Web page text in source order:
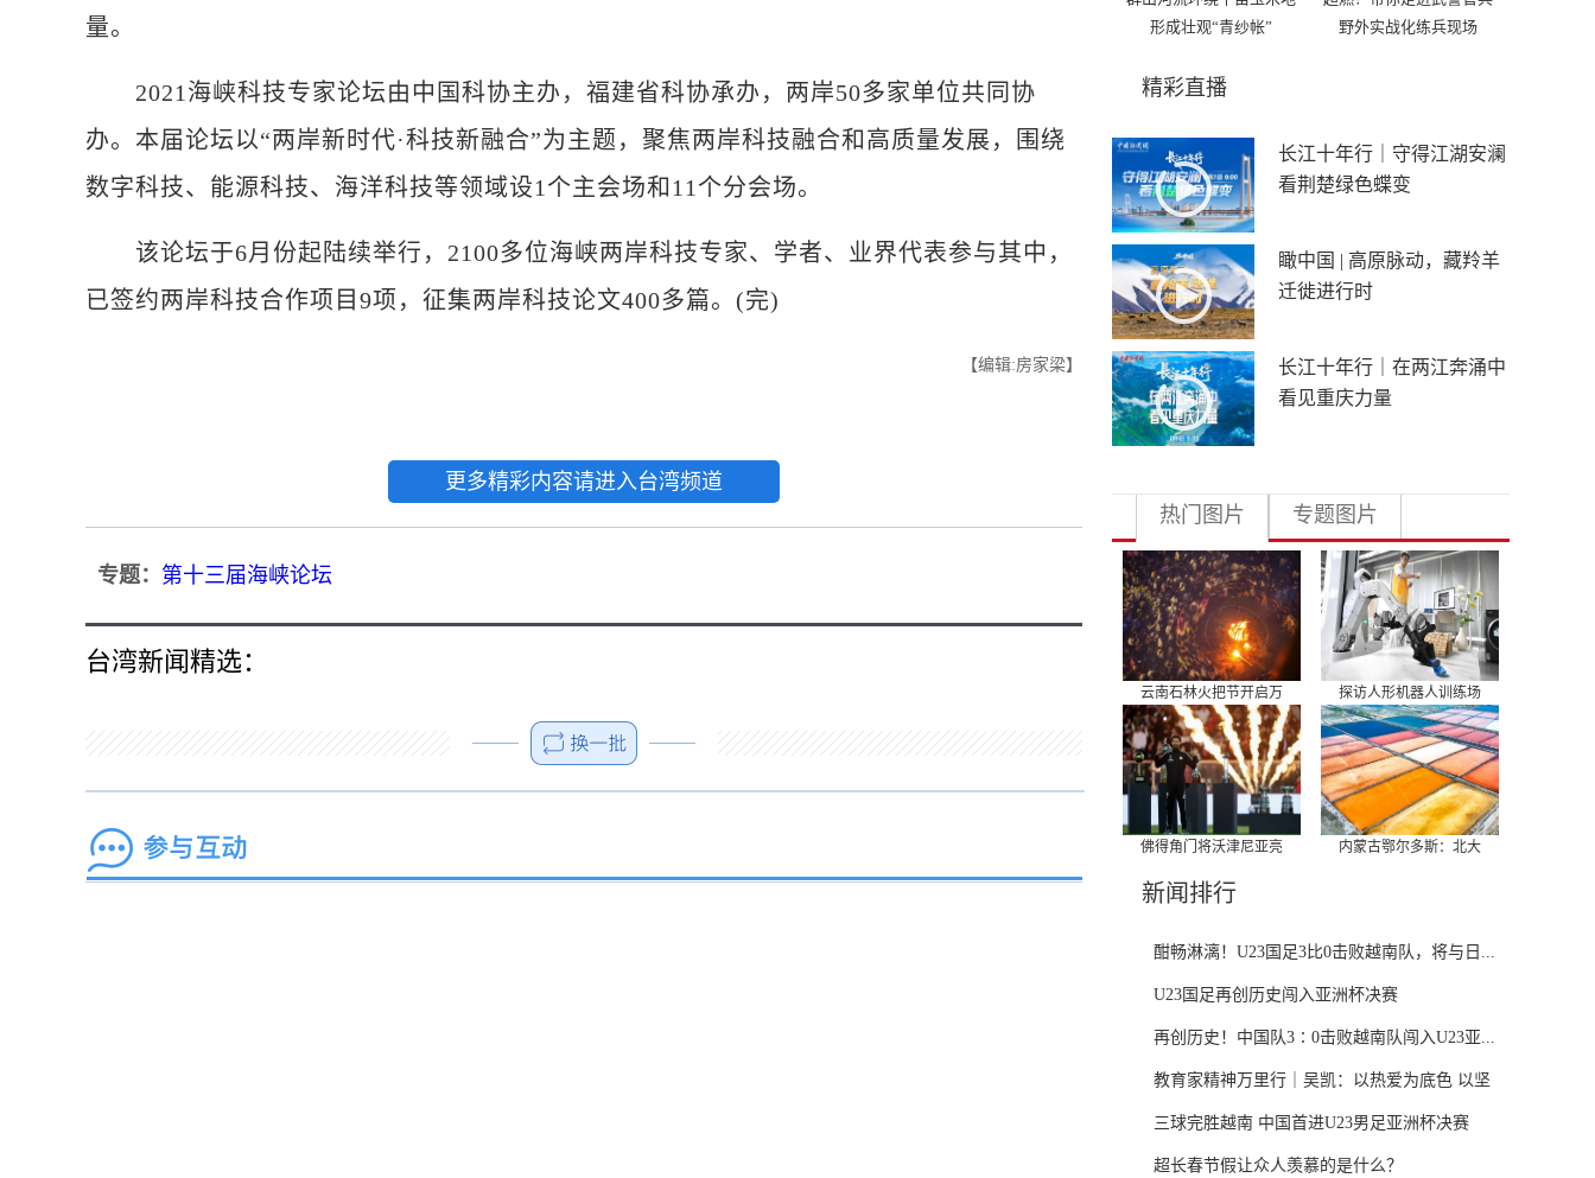
量。
2021海峡科技专家论坛由中国科协主办，福建省科协承办，两岸50多家单位共同协
办。本届论坛以“两岸新时代·科技新融合”为主题，聚焦两岸科技融合和高质量发展，围绕
数字科技、能源科技、海洋科技等领域设1个主会场和11个分会场。
该论坛于6月份起陆续举行，2100多位海峡两岸科技专家、学者、业界代表参与其中，
已签约两岸科技合作项目9项，征集两岸科技论文400多篇。(完)
【编辑:房家梁】
更多精彩内容请进入台湾频道
专题： 第十三届海峡论坛
台湾新闻精选：
形成壮观“青纱帐”
野外实战化练兵现场
精彩直播
长江十年行｜守得江湖安澜
看荆楚绿色蝶变
瞰中国 | 高原脉动，藏羚羊
迁徙进行时
长江十年行｜在两江奔涌中
看见重庆力量
热门图片 专题图片
云南石林火把节开启万 探访人形机器人训练场
佛得角门将沃津尼亚亮 内蒙古鄂尔多斯：北大
新闻排行
酣畅淋漓！U23国足3比0击败越南队，将与日...
U23国足再创历史闯入亚洲杯决赛
再创历史！中国队3∶0击败越南队闯入U23亚...
教育家精神万里行｜吴凯：以热爱为底色 以坚
守...
三球完胜越南 中国首进U23男足亚洲杯决赛
超长春节假让众人羡慕的是什么？